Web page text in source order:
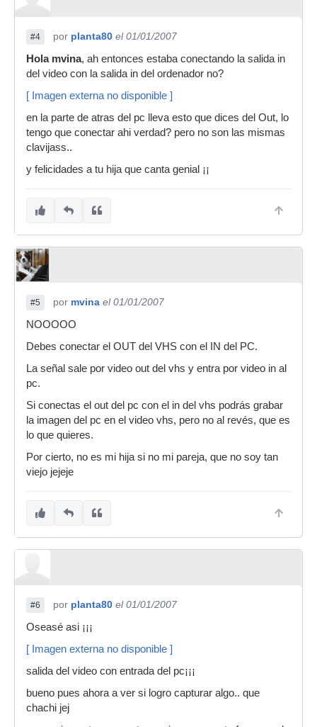
#4 por planta80 el 01/01/2007
Hola mvina, ah entonces estaba conectando la salida in
del video con la salida in del ordenador no?
[ Imagen externa no disponible ]
en la parte de atras del pc lleva esto que dices del Out, lo
tengo que conectar ahi verdad? pero no son las mismas
clavijass..
y felicidades a tu hija que canta genial ¡¡
#5 por mvina el 01/01/2007
NOOOOO
Debes conectar el OUT del VHS con el IN del PC.
La señal sale por video out del vhs y entra por video in al
pc.
Si conectas el out del pc con el in del vhs podrás grabar
la imagen del pc en el video vhs, pero no al revés, que es
lo que quieres.
Por cierto, no es mi hija si no mi pareja, que no soy tan
viejo jejeje
#6 por planta80 el 01/01/2007
Oseasé asi ¡¡¡
[ Imagen externa no disponible ]
salida del video con entrada del pc¡¡¡
bueno pues ahora a ver si logro capturar algo.. que
chachi jej